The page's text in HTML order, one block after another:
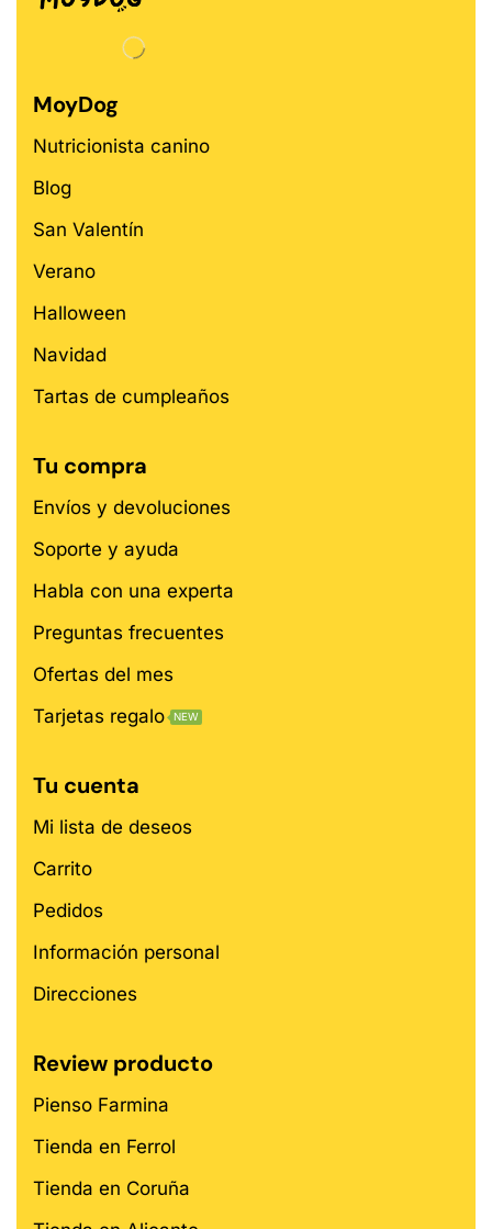
MoyDog
Nutricionista canino
Blog
San Valentín
Verano
Halloween
Navidad
Tartas de cumpleaños
Tu compra
Envíos y devoluciones
Soporte y ayuda
Habla con una experta
Preguntas frecuentes
Ofertas del mes
Tarjetas regalo
NEW
Tu cuenta
Mi lista de deseos
Carrito
Pedidos
Información personal
Direcciones
Review producto
Pienso Farmina
Tienda en Ferrol
Tienda en Coruña